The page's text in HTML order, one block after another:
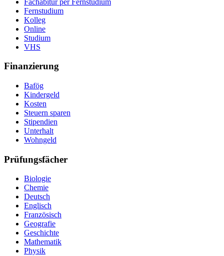
Fernstudium
Kolleg
Online
Studium
VHS
Finanzierung
Bafög
Kindergeld
Kosten
Steuern sparen
Stipendien
Unterhalt
Wohngeld
Prüfungsfächer
Biologie
Chemie
Deutsch
Englisch
Französisch
Geografie
Geschichte
Mathematik
Physik